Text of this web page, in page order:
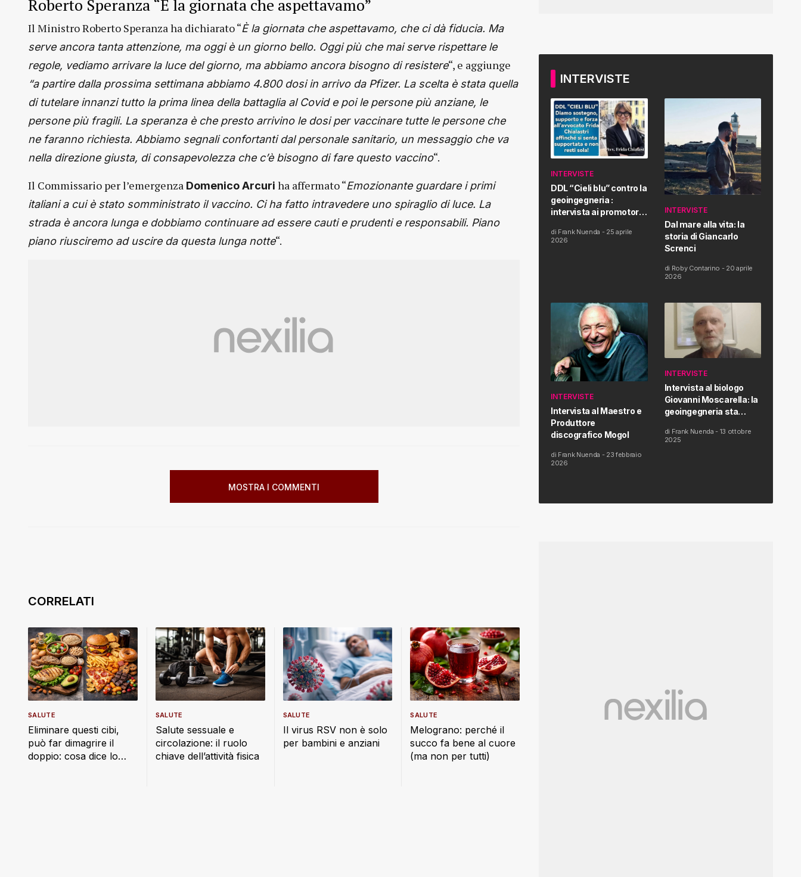
Roberto Speranza “È la giornata che aspettavamo”
Il Ministro Roberto Speranza ha dichiarato “È la giornata che aspettavamo, che ci dà fiducia. Ma
serve ancora tanta attenzione, ma oggi è un giorno bello. Oggi più che mai serve rispettare le
regole, vediamo arrivare la luce del giorno, ma abbiamo ancora bisogno di resistere“, e aggiunge
“a partire dalla prossima settimana abbiamo 4.800 dosi in arrivo da Pfizer. La scelta è stata quella
di tutelare innanzi tutto la prima linea della battaglia al Covid e poi le persone più anziane, le
persone più fragili. La speranza è che presto arrivino le dosi per vaccinare tutte le persone che
ne faranno richiesta. Abbiamo segnali confortanti dal personale sanitario, un messaggio che va
nella direzione giusta, di consapevolezza che c’è bisogno di fare questo vaccino“.
Il Commissario per l’emergenza Domenico Arcuri ha affermato “Emozionante guardare i primi
italiani a cui è stato somministrato il vaccino. Ci ha fatto intravedere uno spiraglio di luce. La
strada è ancora lunga e dobbiamo continuare ad essere cauti e prudenti e responsabili. Piano
piano riusciremo ad uscire da questa lunga notte“.
MOSTRA I COMMENTI
Eliminare questi cibi,
può far dimagrire il
doppio: cosa dice lo
SALUTE
Salute sessuale e
circolazione: il ruolo
chiave dell’attività fisica
SALUTE
Il virus RSV non è solo
per bambini e anziani
SALUTE
Melograno: perché il
succo fa bene al cuore
(ma non per tutti)
SALUTE
INTERVISTE
INTERVISTE
DDL “Cieli blu” contro la
geoingegneria :
intervista ai promotori
Proposta di Legge
di Frank Nuenda - 25 aprile
2026
INTERVISTE
Dal mare alla vita: la
storia di Giancarlo
Screnci
di Roby Contarino - 20 aprile
2026
INTERVISTE
Intervista al Maestro e
Produttore
discografico Mogol
di Frank Nuenda - 23 febbraio
2026
INTERVISTE
Intervista al biologo
Giovanni Moscarella: la
geoingegneria sta
salute dell’uomo
di Frank Nuenda - 13 ottobre
2025